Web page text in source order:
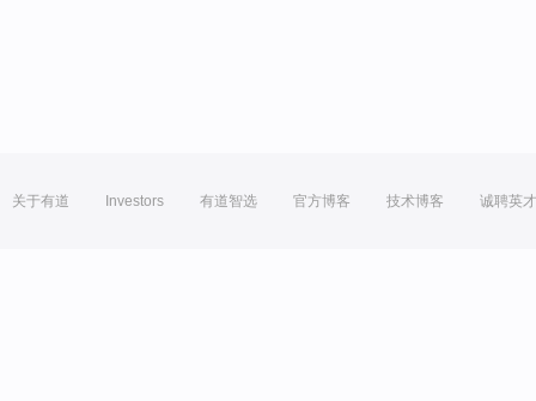
关于有道 Investors 有道智选 官方博客 技术博客 诚聘英才